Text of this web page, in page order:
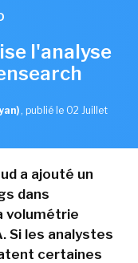
l'analyse
, publié le 02 Juillet
a ajouté un
dans
volumétrie
Si les analystes
certaines